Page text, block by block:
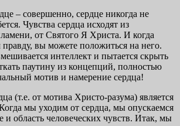
– совершенно, сердце никогда не
Чувства сердца исходят из
от Святого Я Христа. И когда
правду, вы можете положиться на него.
интеллект и пытается скрыть
паутину из концепций, полностью
мотив и намерение сердца!
(т.е. от мотива Христо-разума) является
мы уходим от сердца, мы опускаемся
и область человеческих чувств. Итак, мы